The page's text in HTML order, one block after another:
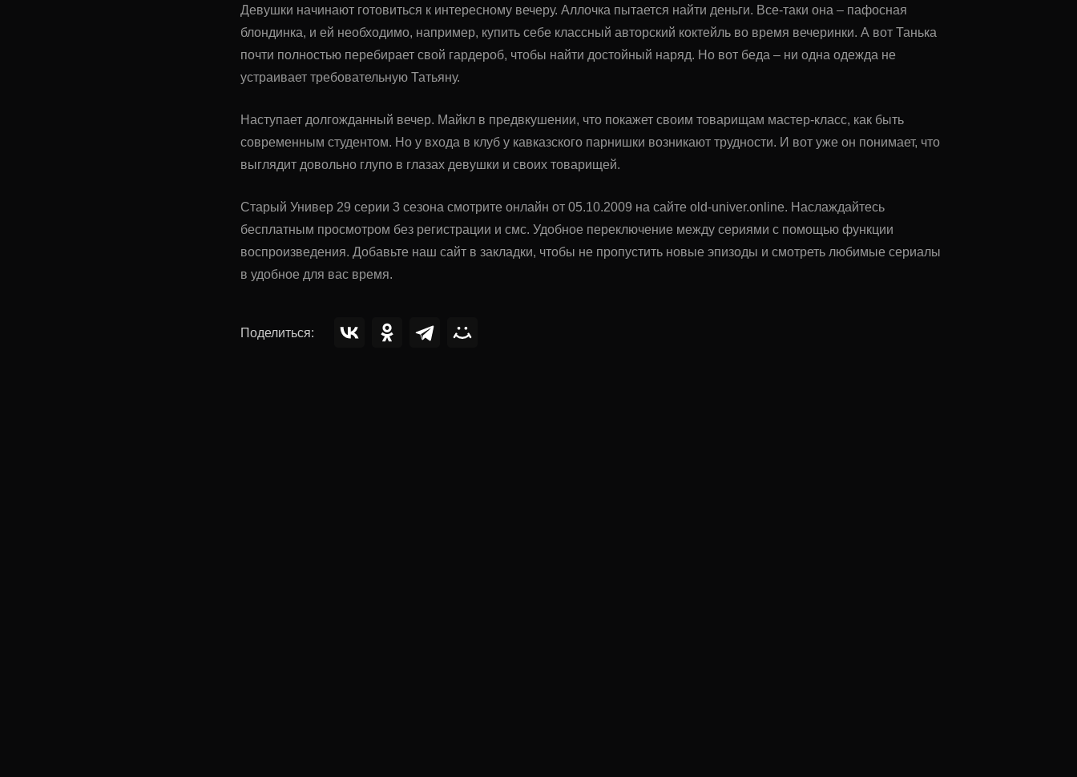
Девушки начинают готовиться к интересному вечеру. Аллочка пытается найти деньги. Все-таки она – пафосная
блондинка, и ей необходимо, например, купить себе классный авторский коктейль во время вечеринки. А вот Танька
почти полностью перебирает свой гардероб, чтобы найти достойный наряд. Но вот беда – ни одна одежда не
устраивает требовательную Татьяну.
Наступает долгожданный вечер. Майкл в предвкушении, что покажет своим товарищам мастер-класс, как быть
современным студентом. Но у входа в клуб у кавказского парнишки возникают трудности. И вот уже он понимает, что
выглядит довольно глупо в глазах девушки и своих товарищей.
Старый Универ 29 серии 3 сезона смотрите онлайн от 05.10.2009 на сайте old-univer.online. Наслаждайтесь
бесплатным просмотром без регистрации и смс. Удобное переключение между сериями с помощью функции
воспроизведения. Добавьте наш сайт в закладки, чтобы не пропустить новые эпизоды и смотреть любимые сериалы
в удобное для вас время.
Поделиться: